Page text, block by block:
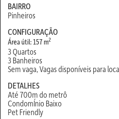
BAIRRO
Pinheiros
CONFIGURAÇÃO
Área útil: 157 m2
3 Quartos
3 Banheiros
Sem vaga, Vagas disponíveis para
DETALHES
Até 700m do metrô
CondomÍnio Baixo
Pet Friendly